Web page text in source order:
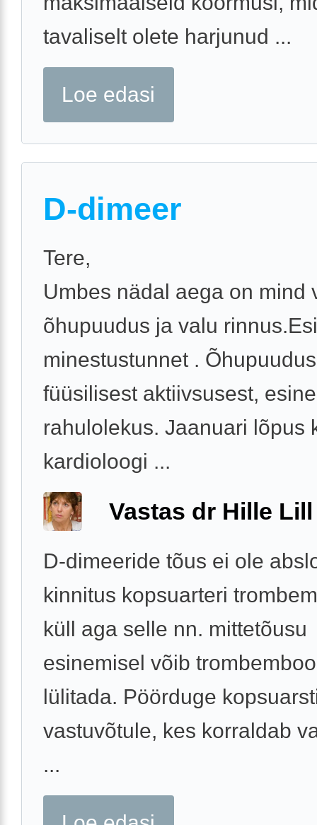
tavaliselt olete harjunud ...
Loe edasi
D-dimeer
Tere,
Umbes nädal aega on mind
õhupuudus ja valu
minestustunnet .
füüsilisest aktiivsusest,
rahulolekus. Jaanuari lõpus
kardioloogi ...
Vastas dr Hille Lill
D-dimeeride tõus ei ole
kinnitus kopsuarteri
küll aga selle nn. mittetõusu
esinemisel võib
lülitada. Pöörduge
vastuvõtule, kes korraldab
...